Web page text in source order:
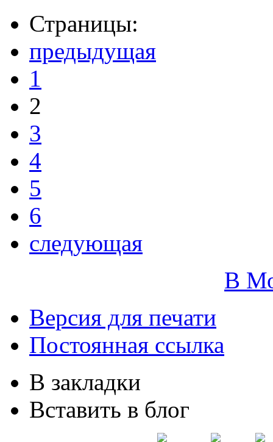
Страницы:
предыдущая
1
2
3
4
5
6
следующая
В
Версия для печати
Постоянная ссылка
В закладки
Вставить в блог